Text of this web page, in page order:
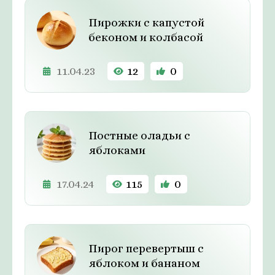
Пирожки с капустой
беконом и колбасой
11.04.23 12 0
Постные оладьи с
яблоками
17.04.24 115 0
Пирог перевертыш с
яблоком и бананом